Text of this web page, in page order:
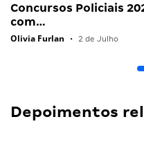
Concursos Policiais
com…
Olivia Furlan • 2 de Julho
Depoimentos